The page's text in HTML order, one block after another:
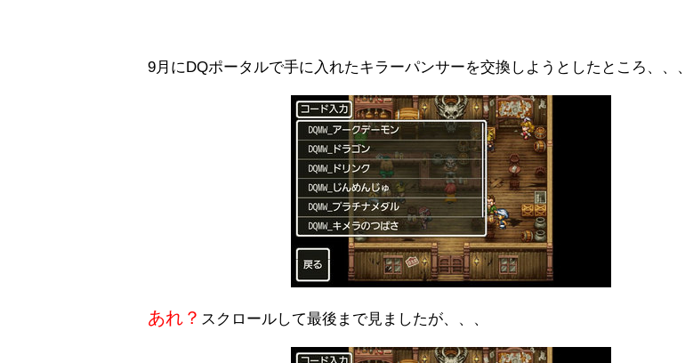
9月にDQポータルで手に入れたキラーパンサーを交換しようとしたところ、、、
あれ？ スクロールして最後まで見ましたが、、、